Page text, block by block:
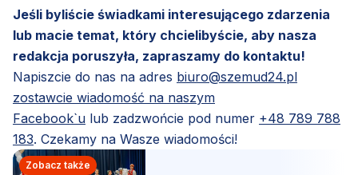
Jeśli byliście świadkami interesującego zdarzenia
lub macie temat, który chcielibyście, aby nasza
redakcja poruszyła, zapraszamy do kontaktu!
Napiszcie do nas na adres biuro@szemud24.pl
zostawcie wiadomość na naszym
Facebook`u lub zadzwońcie pod numer +48 789 788
183. Czekamy na Wasze wiadomości!
Zobacz także